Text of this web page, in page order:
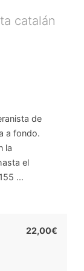
catalán
de
a fondo.
la
el
...
22,00€